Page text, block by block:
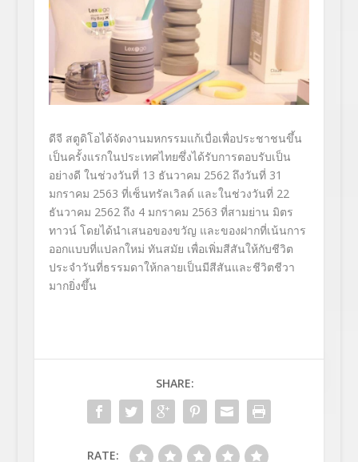
ดีจี สตูดิโอได้จัดงานมหกรรมแก้เบื่อเพื่อประชาชนขึ้น
เป็นครั้งแรกในประเทศไทยซึ่งได้รับการตอบรับเป็น
อย่างดี ในช่วงวันที่ 13 ธันวาคม 2562 ถึงวันที่ 31
มกราคม 2563 ที่เซ็นทรัลเวิลด์ และในช่วงวันที่ 22
ธันวาคม 2562 ถึง 4 มกราคม 2563 ที่สามย่าน มิตร
ทาวน์ โดยได้นำเสนอของขวัญ และของฝากที่เน้นการ
ออกแบบที่แปลกใหม่ ทันสมัย เพื่อเพิ่มสีสันให้กับชีวิต
ประจำวันที่ธรรมดาให้กลายเป็นมีสีสันและชีวิตชีวา
มากยิ่งขึ้น
SHARE:
RATE: